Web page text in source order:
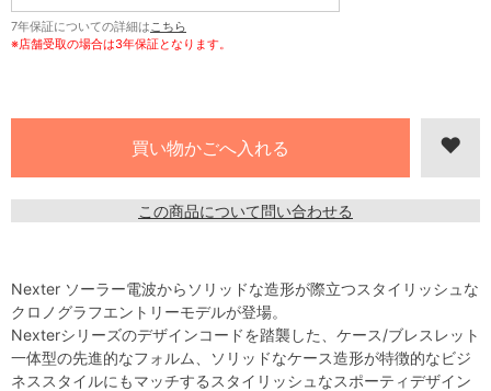
7年保証についての詳細は こちら
※店舗受取の場合は3年保証となります。
この商品について問い合わせる
Nexter ソーラー電波からソリッドな造形が際立つスタイリッシュな
クロノグラフエントリーモデルが登場。
Nexterシリーズのデザインコードを踏襲した、ケース/ブレスレット
一体型の先進的なフォルム、ソリッドなケース造形が特徴的なビジ
ネススタイルにもマッチするスタイリッシュなスポーティデザイン